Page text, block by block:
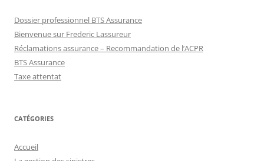
Dossier professionnel BTS Assurance
Bienvenue sur Frederic Lassureur
Réclamations assurance – Recommandation de l’ACPR
BTS Assurance
Taxe attentat
CATÉGORIES
Accueil